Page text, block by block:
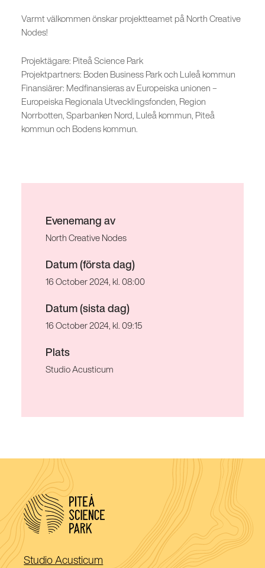
Varmt välkommen önskar projektteamet på North Creative
Nodes!
Projektägare: Piteå Science Park
Projektpartners: Boden Business Park och Luleå kommun
Finansiärer: Medfinansieras av Europeiska unionen –
Europeiska Regionala Utvecklingsfonden, Region
Norrbotten, Sparbanken Nord, Luleå kommun, Piteå
kommun och Bodens kommun.
Evenemang av
North Creative Nodes
Datum (första dag)
16 October 2024, kl. 08:00
Datum (sista dag)
16 October 2024, kl. 09:15
Plats
Studio Acusticum
Studio Acusticum (Öppnas